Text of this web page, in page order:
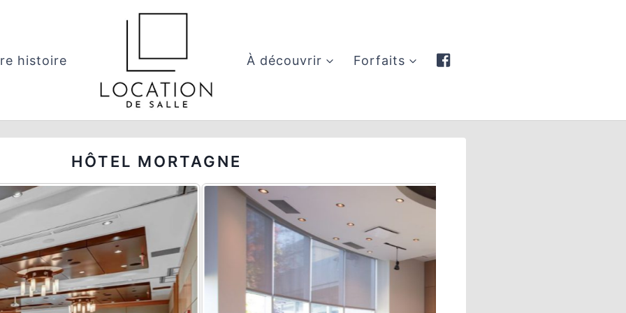
histoire À découvrir Forfaits
HÔTEL MORTAGNE